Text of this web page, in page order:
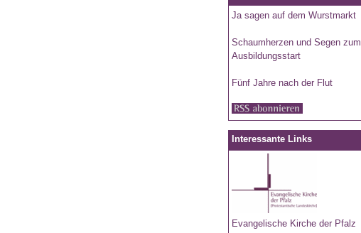
Ja sagen auf dem Wurstmarkt
Schaumherzen und Segen zum
Ausbildungsstart
Fünf Jahre nach der Flut
Interessante Links
Evangelische Kirche der Pfalz